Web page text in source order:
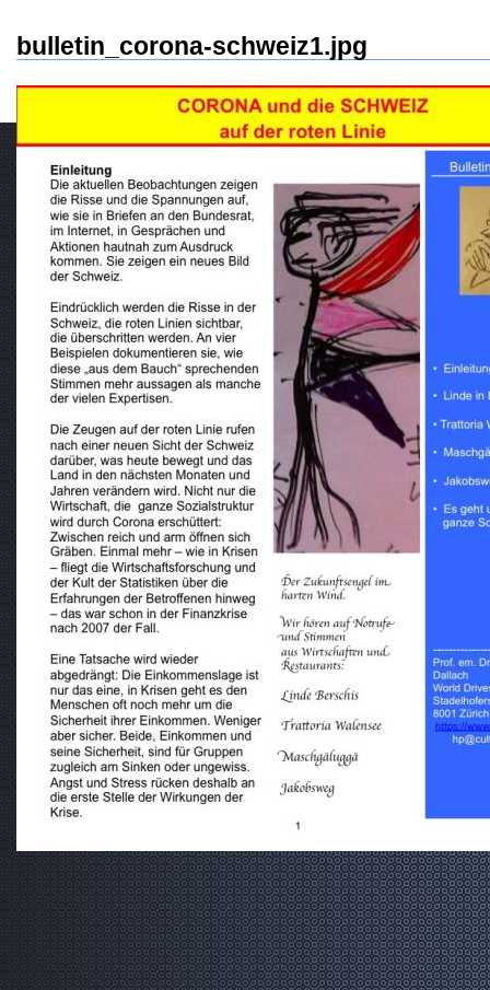
bulletin_corona-schweiz1.jpg